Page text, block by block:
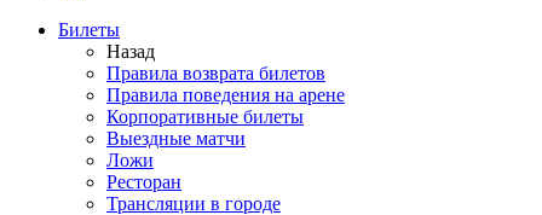
Билеты
Назад
Правила возврата билетов
Правила поведения на арене
Корпоративные билеты
Выездные матчи
Ложи
Ресторан
Трансляции в городе